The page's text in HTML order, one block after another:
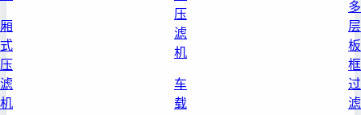
厢
式
压
滤
机
压
滤
机
车
载
多
层
板
框
过
滤